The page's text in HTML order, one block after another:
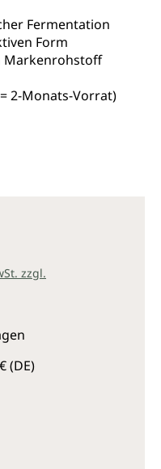
Fermentation
Form
Markenrohstoff
2-Monats-Vorrat)
zzgl.
(DE)